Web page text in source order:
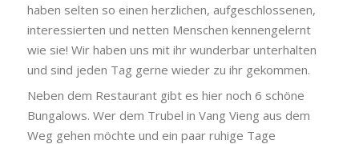
haben selten so einen herzlichen, aufgeschlossenen,
interessierten und netten Menschen kennengelernt
wie sie! Wir haben uns mit ihr wunderbar unterhalten
und sind jeden Tag gerne wieder zu ihr gekommen.
Neben dem Restaurant gibt es hier noch 6 schöne
Bungalows. Wer dem Trubel in Vang Vieng aus dem
Weg gehen möchte und ein paar ruhige Tage